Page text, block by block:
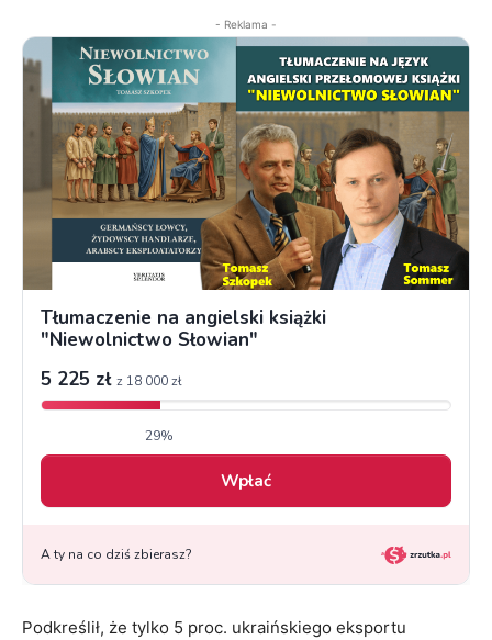
- Reklama -
Podkreślił, że tylko 5 proc. ukraińskiego eksportu